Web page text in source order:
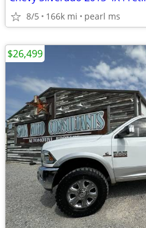
8/5 166k mi pearl ms
$26,499